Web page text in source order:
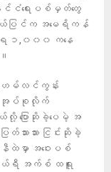
ငံရေးပစ်မှတ်တွေ
ပြင်က အမေရိကန်
ေ ၁,၀၀၀ ကနေ
ဟမ်လင်ကွန်း
ေ အုပ်စုလိုက်
ြောဆိုခဲ့ပေမဲ့ အ
ားသား ငြင်းဆိုခဲ့
မှာ အဝေးပစ်
ယ်ရီ အက်စ် ထရူး